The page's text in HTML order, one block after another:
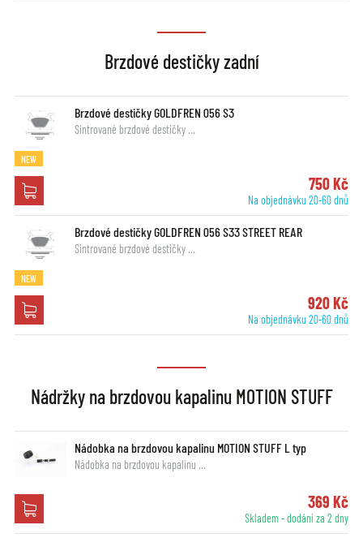
Brzdové destičky zadní
Brzdové destičky GOLDFREN 056 S3
Sintrované brzdové destičky …
NEW
750 Kč
Na objednávku 20-60 dnů
Brzdové destičky GOLDFREN 056 S33 STREET REAR
Sintrované brzdové destičky …
NEW
920 Kč
Na objednávku 20-60 dnů
Nádržky na brzdovou kapalinu MOTION STUFF
Nádobka na brzdovou kapalinu MOTION STUFF L typ
Nádobka na brzdovou kapalinu …
369 Kč
Skladem - dodání za 2 dny